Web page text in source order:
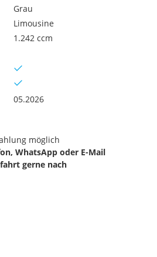
Grau
Limousine
1.242 ccm
05.2026
möglich
WhatsApp oder E-Mail
gerne nach